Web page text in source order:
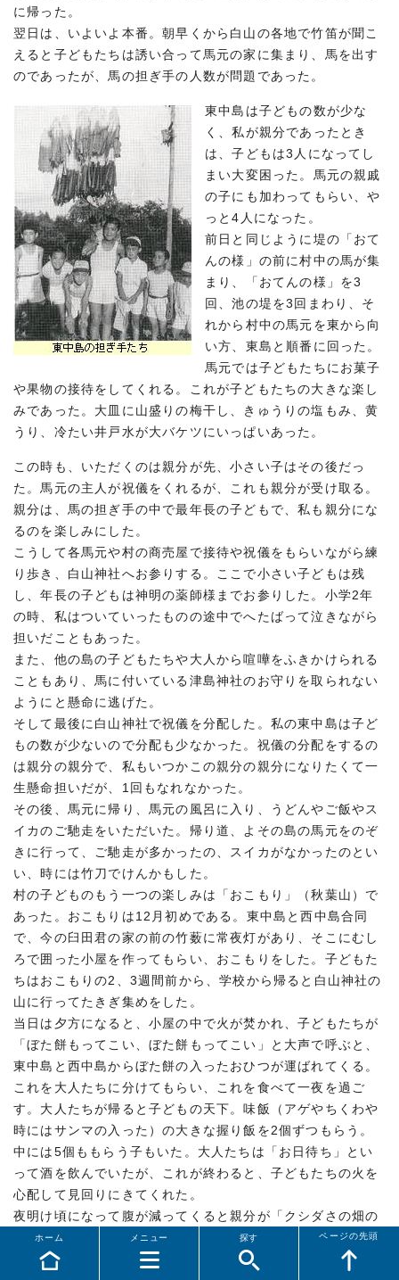
に帰った。
翌日は、いよいよ本番。朝早くから白山の各地で竹笛が聞こ
えると子どもたちは誘い合って馬元の家に集まり、馬を出す
のであったが、馬の担ぎ手の人数が問題であった。
東中島は子どもの数が少な
く、私が親分であったとき
は、子どもは3人になってし
まい大変困った。馬元の親戚
の子にも加わってもらい、や
っと4人になった。
前日と同じように堤の「おて
んの様」の前に村中の馬が集
まり、「おてんの様」を3
回、池の堤を3回まわり、そ
れから村中の馬元を東から向
い方、東島と順番に回った。
馬元では子どもたちにお菓子
や果物の接待をしてくれる。これが子どもたちの大きな楽し
みであった。大皿に山盛りの梅干し、きゅうりの塩もみ、黄
うり、冷たい井戸水が大バケツにいっぱいあった。
この時も、いただくのは親分が先、小さい子はその後だっ
た。馬元の主人が祝儀をくれるが、これも親分が受け取る。
親分は、馬の担ぎ手の中で最年長の子どもで、私も親分にな
るのを楽しみにした。
こうして各馬元や村の商売屋で接待や祝儀をもらいながら練
り歩き、白山神社へお参りする。ここで小さい子どもは残
し、年長の子どもは神明の薬師様までお参りした。小学2年
の時、私はついていったものの途中でへたばって泣きながら
担いだこともあった。
また、他の島の子どもたちや大人から喧嘩をふきかけられる
こともあり、馬に付いている津島神社のお守りを取られない
ようにと懸命に逃げた。
そして最後に白山神社で祝儀を分配した。私の東中島は子ど
もの数が少ないので分配も少なかった。祝儀の分配をするの
は親分の親分で、私もいつかこの親分の親分になりたくて一
生懸命担いだが、1回もなれなかった。
その後、馬元に帰り、馬元の風呂に入り、うどんやご飯やス
イカのご馳走をいただいた。帰り道、よその島の馬元をのぞ
きに行って、ご馳走が多かったの、スイカがなかったのとい
い、時には竹刀でけんかもした。
村の子どものもう一つの楽しみは「おこもり」（秋葉山）で
あった。おこもりは12月初めである。東中島と西中島合同
で、今の臼田君の家の前の竹薮に常夜灯があり、そこにむし
ろで囲った小屋を作ってもらい、おこもりをした。子どもた
ちはおこもりの2、3週間前から、学校から帰ると白山神社の
山に行ってたきぎ集めをした。
当日は夕方になると、小屋の中で火が焚かれ、子どもたちが
「ぼた餅もってこい、ぼた餅もってこい」と大声で呼ぶと、
東中島と西中島からぼた餅の入ったおひつが運ばれてくる。
これを大人たちに分けてもらい、これを食べて一夜を過ご
す。大人たちが帰ると子どもの天下。味飯（アゲやちくわや
時にはサンマの入った）の大きな握り飯を2個ずつもらう。
中には5個ももらう子もいた。大人たちは「お日待ち」とい
って酒を飲んでいたが、これが終わると、子どもたちの火を
心配して見回りにきてくれた。
夜明け頃になって腹が減ってくると親分が「クシダさの畑の
ミカンとってこい」「カズオさの小屋の干し柿をもってこ
い」というと子分が盗みに行った。親分は昼間のうちに島中
メニュー
ホーム 探す ページの先頭